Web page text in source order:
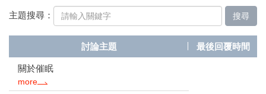
研修相關
從業相關
主題搜尋： 搜尋
討論主題
最後回覆時間
關於催眠
more